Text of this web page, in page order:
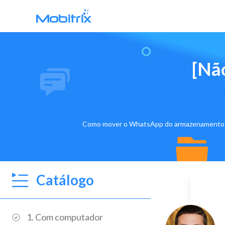
Transferência de WhatsApp
Mobitrix WhatsApp Transfer >
Chatrans App >
Como mover o WhatsApp do
Catálogo
1. Com computador